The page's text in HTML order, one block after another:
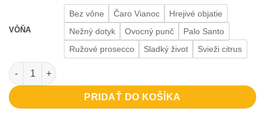
VÔŇA
Bez vône Čaro Vianoc
Hrejivé objatie
Nežný dotyk
Ovocný punč
Palo Santo
Ružové prosecco
Sladký život Svieži citrus
množstvo Wine not?
PRIDAŤ DO KOŠÍKA